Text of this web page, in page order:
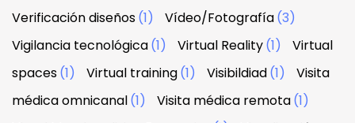
Verificación diseños(1) Vídeo/Fotografía(3)
Vigilancia tecnológica(1) Virtual Reality(1)
Virtual
spaces(1) Virtual training(1) Visibildiad(1)
Visita
médica omnicanal(1) Visita médica remota(1)